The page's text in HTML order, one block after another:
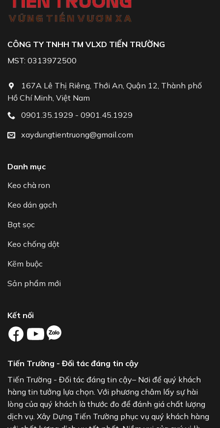
CÔNG TY TNHH TM VLXD TIẾN TRƯỜNG
MST: 0313972500
167A Lê Thị Riêng, Thới An, Quận 12, Thành phố
Hồ Chí Minh, Việt Nam
0901.35.1929 - 0901.45.1929
xaydungtientruong@gmail.com
Danh mục
Keo chà ron
Keo dán gạch
Bạt sọc
Keo chống dột
Kẽm buộc
Sản phẩm mới
Kết nối
Tiến Trường - Đối tác đáng tin cậy
Tiến Trường - Đối tác đáng tin cậy– Nơi để quý khách
hàng tin tưởng lựa chọn. Với phương châm lấy sự hài
lòng của quý khách là thước đo để đánh giá chất lượng
dịch vụ. Xây Dựng Tiến Trường phục vụ quý khách hàng